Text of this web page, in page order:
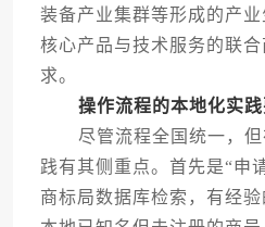
装备产业集群等形成的产
核心产品与技术服务的联
求。
操作流程的本地化实
尽管流程全国统一，但
践有其侧重点。首先是“申
商标局数据库检索，有经